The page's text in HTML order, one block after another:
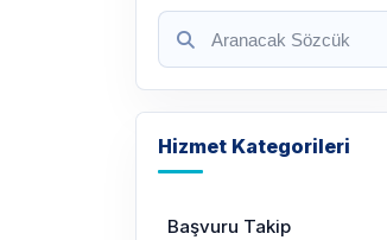
Hizmet Kategorileri
Başvuru Takip